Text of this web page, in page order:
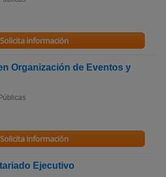
Solicita información
Organización de Eventos y
Solicita información
Ejecutivo